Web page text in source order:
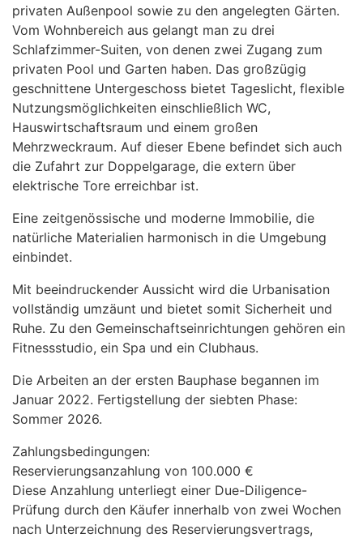
privaten Außenpool sowie zu den angelegten Gärten.
Vom Wohnbereich aus gelangt man zu drei
Schlafzimmer-Suiten, von denen zwei Zugang zum
privaten Pool und Garten haben. Das großzügig
geschnittene Untergeschoss bietet Tageslicht, flexible
Nutzungsmöglichkeiten einschließlich WC,
Hauswirtschaftsraum und einem großen
Mehrzweckraum. Auf dieser Ebene befindet sich auch
die Zufahrt zur Doppelgarage, die extern über
elektrische Tore erreichbar ist.
Eine zeitgenössische und moderne Immobilie, die
natürliche Materialien harmonisch in die Umgebung
einbindet.
Mit beeindruckender Aussicht wird die Urbanisation
vollständig umzäunt und bietet somit Sicherheit und
Ruhe. Zu den Gemeinschaftseinrichtungen gehören ein
Fitnessstudio, ein Spa und ein Clubhaus.
Die Arbeiten an der ersten Bauphase begannen im
Januar 2022. Fertigstellung der siebten Phase:
Sommer 2026.
Zahlungsbedingungen:
Reservierungsanzahlung von 100.000 €
Diese Anzahlung unterliegt einer Due-Diligence-
Prüfung durch den Käufer innerhalb von zwei Wochen
nach Unterzeichnung des Reservierungsvertrags,